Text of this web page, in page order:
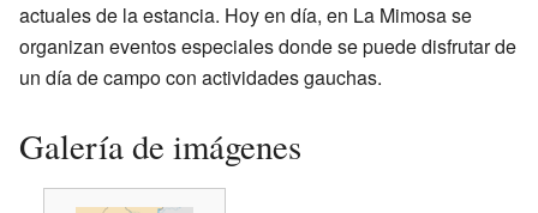
actuales de la estancia. Hoy en día, en La Mimosa se
organizan eventos especiales donde se puede disfrutar de
un día de campo con actividades gauchas.
Galería de imágenes